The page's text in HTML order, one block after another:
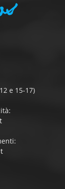
e 15-17)